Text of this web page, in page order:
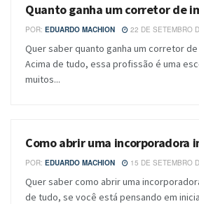
BLOG
Quanto ganha um corretor de
POR: EDUARDO MACHION 22 DE SETEMBRO
Quer saber quanto ganha um corretor
Acima de tudo, essa profissão é uma
muitos...
BLOG
Como abrir uma incorporadora
POR: EDUARDO MACHION 15 DE SETEMBRO
Quer saber como abrir uma
de tudo, se você está pensando em